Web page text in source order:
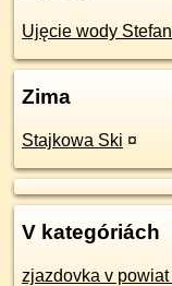
Ujęcie wody
Zima
Stajkowa Ski ¤
V kategóriách
zjazdovka v